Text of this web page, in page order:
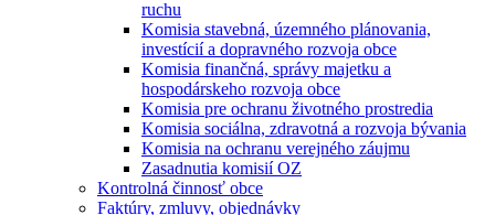
ruchu
Komisia stavebná, územného plánovania,
investícií a dopravného rozvoja obce
Komisia finančná, správy majetku a
hospodárskeho rozvoja obce
Komisia pre ochranu životného prostredia
Komisia sociálna, zdravotná a rozvoja bývania
Komisia na ochranu verejného záujmu
Zasadnutia komisií OZ
Kontrolná činnosť obce
Faktúry, zmluvy, objednávky